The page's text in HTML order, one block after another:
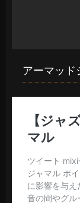
アーマッ